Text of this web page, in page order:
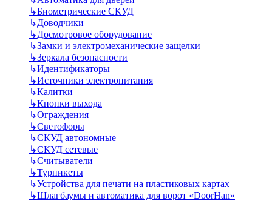
↳Биометрические СКУД
↳Доводчики
↳Досмотровое оборудование
↳Замки и электромеханические защелки
↳Зеркала безопасности
↳Идентификаторы
↳Источники электропитания
↳Калитки
↳Кнопки выхода
↳Ограждения
↳Светофоры
↳СКУД автономные
↳СКУД сетевые
↳Считыватели
↳Турникеты
↳Устройства для печати на пластиковых картах
↳Шлагбаумы и автоматика для ворот «DoorHan»